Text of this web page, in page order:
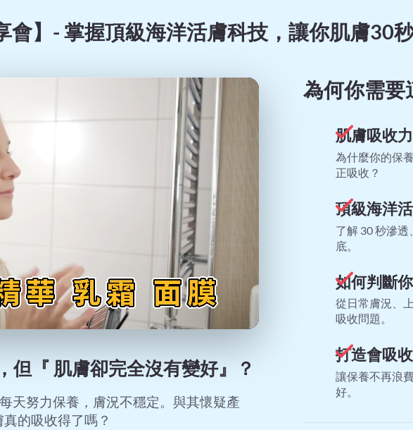
會】- 掌握頂級海洋活膚科技，讓你肌膚30
但『 肌膚卻完全沒有變好』？
天努力保養，膚況不穩定。與其懷疑產
的吸收得了嗎？
為何你需要
肌膚吸收
為什麼你的保
正吸收？
頂級海洋
了解 30 秒滲
底。
如何判斷
從日常膚況、
吸收問題。
打造會吸
讓保養不再浪
好。